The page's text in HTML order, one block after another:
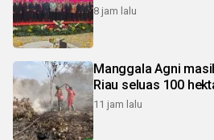
8 jam lalu
Manggala Agni
Riau seluas 100
11 jam lalu